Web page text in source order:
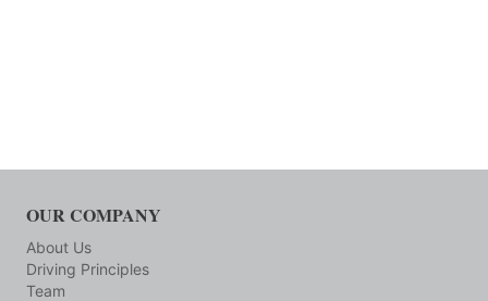
OUR COMPANY
About Us
Driving Principles
Team